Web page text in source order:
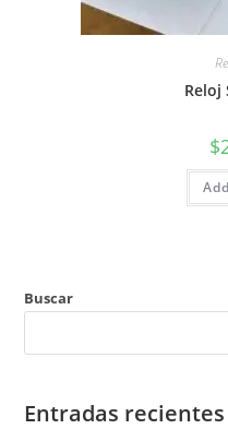
Reloj
$
Buscar
Entradas recientes